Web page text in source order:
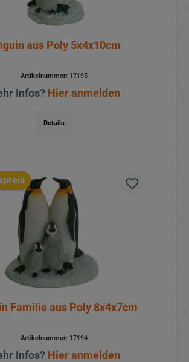
aus Poly 5x4x10cm
Artikelnummer:17195
Infos? Hier anmelden
Details
Familie aus Poly 8x4x7cm
Artikelnummer:17194
Infos? Hier anmelden